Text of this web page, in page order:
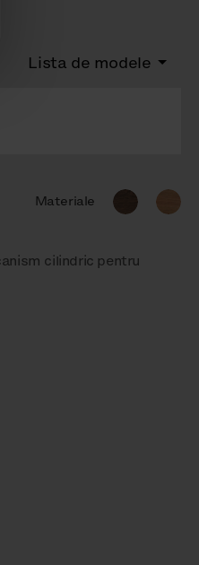
Lista de modele
Materiale
cilindric pentru